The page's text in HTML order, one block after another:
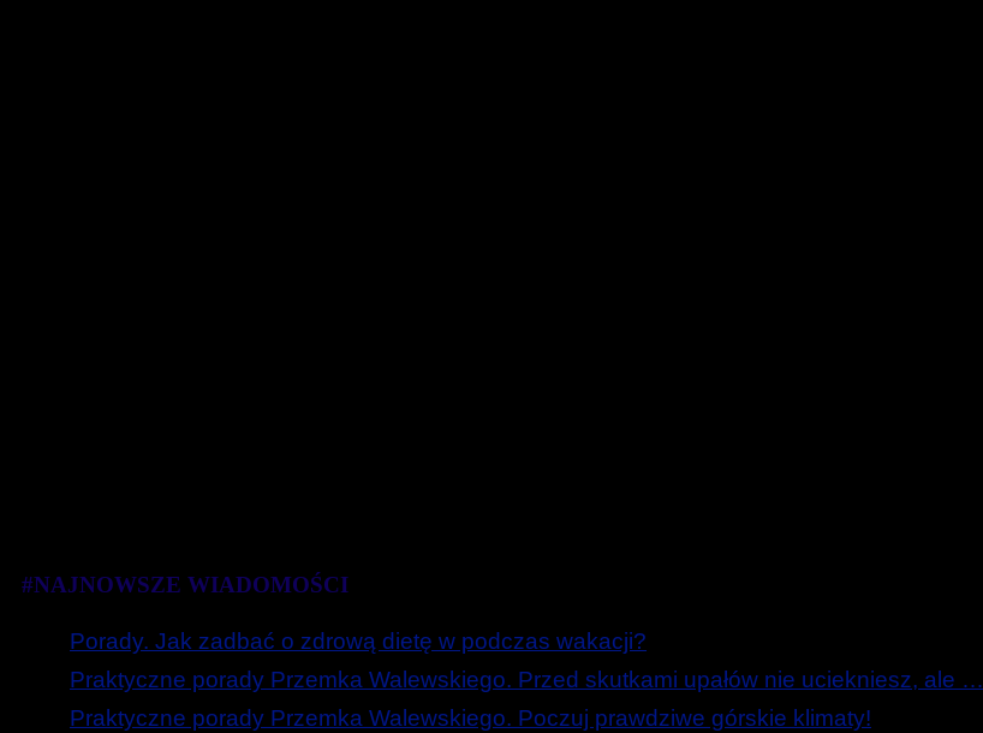
#NAJNOWSZE WIADOMOŚCI
Porady. Jak zadbać o zdrową dietę w podczas wakacji?
Praktyczne porady Przemka Walewskiego. Przed skutkami upałów nie uciekniesz, ale …
Praktyczne porady Przemka Walewskiego. Poczuj prawdziwe górskie klimaty!